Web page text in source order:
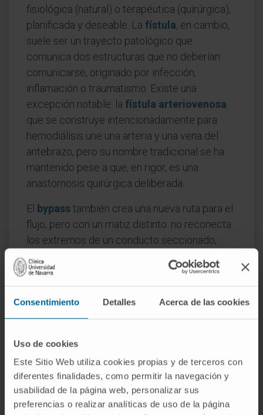
Consentimiento Detalles Acerca de las cookies
Uso de cookies
Este Sitio Web utiliza cookies propias y de terceros con
diferentes finalidades, como permitir la navegación y
usabilidad de la página web, personalizar sus
preferencias o realizar analíticas de uso de la página
fisiológica (natural) o terapéutica (quirúrgica),
planificada y deseable. La fístula, en cambio,
suele ser un trayecto patológico que
comunica dos estructuras que no deberían
comunicarse, originado por infección,
inflamación o traumatismo. Existe una
excepción notable: la fístula arteriovenosa
que se construye intencionadamente para
hemodiálisis une una arteria y una vena del
antebrazo, pero su nombre tradicional se ha
mantenido pese a que, en rigor, es una
anastomosis quirúrgica deliberada.
El bypasstambién crea una nueva ruta para el
flujo, pero con un matiz distinto: no reconecta
los extremos de un conducto seccionado,
sino que interpone un puente que sortea un
segmento obstruido sin extirparlo.
Preguntas frecuentes
¿De dónde viene la palabra
anastomosis?
Del griego ἀναστόμωσις: ἀνα- ('de nuevo') y
στόμα ('boca'). En su uso original, Galeno la
empleaba para describir las comunicaciones
que observaba entre arterias y venas. En